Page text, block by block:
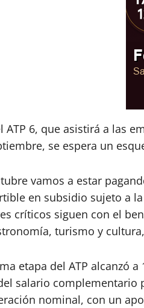
ATP 6, que asistirá a las
se espera un
vamos a estar
en subsidio sujeto a
críticos siguen con el
turismo y
etapa del ATP alcanzó
salario complementario
nominal, con un